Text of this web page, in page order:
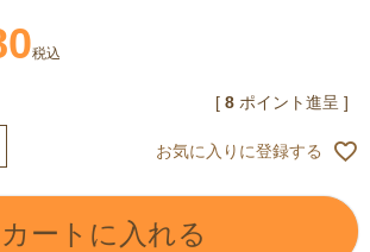
税込
[ 8 ポイント進呈 ]
お気に入りに登録する
カートに入れる